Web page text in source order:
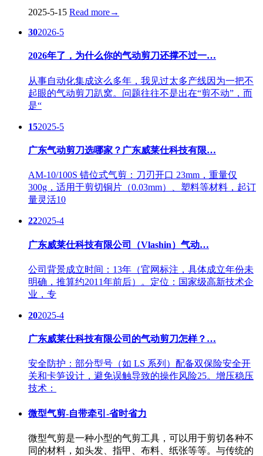
2025-5-15 Read more→
302026-5
2026年了，为什么你的气动剪刀还撑不过一…
从事自动化集成这么多年，我见过太多产线因为一把不
起眼的气动剪刀趴窝。问题往往不是出在“剪不动”，而
是“
152025-5
广东气动剪刀选哪家？广东威莱仕科技有限…
AM-10/100S 错位式气剪：刀刃开口 23mm，重量仅
300g，适用于剪切铜片（0.03mm）、塑料等材料，起订
量灵活10
222025-4
广东威莱仕科技有限公司（Vlashin）气动…
公司背景成立时间：13年（官网标注，具体成立年份未
明确，推算约2011年前后）。定位：国家级高新技术企
业，专
202025-4
广东威莱仕科技有限公司的气动剪刀怎样？…
安全防护：部分型号（如 LS 系列）配备双保险安全开
关和卡笋设计，避免误触导致的操作风险25。增压稳压
技术：
微型气剪-自带牵引-省时省力
微型气剪是一种小型的气剪工具，可以用于剪切各种不
同的材料，如头发、指甲、布料、纸张等等。与传统的